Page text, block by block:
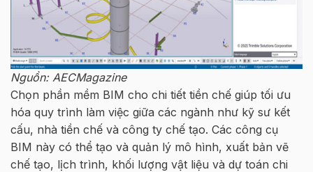
Nguồn: AECMagazine
Chọn phần mềm BIM cho chi tiết tiền chế giúp tối ưu
hóa quy trình làm việc giữa các ngành như kỹ sư kết
cấu, nhà tiền chế và công ty chế tạo. Các công cụ
BIM này có thể tạo và quản lý mô hình, xuất bản vẽ
chế tạo, lịch trình, khối lượng vật liệu và dự toán chi